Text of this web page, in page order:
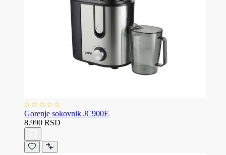
Gorenje sokovnik JC900E
8.990 RSD